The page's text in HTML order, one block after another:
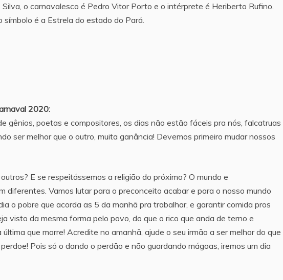
o carnavalesco é Pedro Vitor Porto e o intérprete é Heriberto Rufino.
é a Estrela do estado do Pará.
2020:
gênios, poetas e compositores, os dias não estão fáceis pra nós, falcatruas
ser melhor que o outro, muita ganância! Devemos primeiro mudar nossos
E se respeitássemos a religião do próximo? O mundo e
diferentes. Vamos lutar para o preconceito acabar e para o nosso mundo
o pobre que acorda as 5 da manhã pra trabalhar, e garantir comida pros
visto da mesma forma pelo povo, do que o rico que anda de terno e
que morre! Acredite no amanhã, ajude o seu irmão a ser melhor do que
Pois só o dando o perdão e não guardando mágoas, iremos um dia